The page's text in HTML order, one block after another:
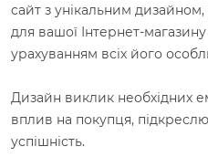
сайт з унікальним
для вашої Інтернет-
урахуванням всіх його
Дизайн виклик необхідних
вплив на покупця,
успішність.